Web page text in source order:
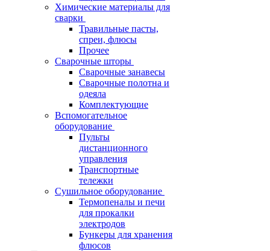
Химические материалы для
сварки
Травильные пасты,
спреи, флюсы
Прочее
Сварочные шторы
Сварочные занавесы
Сварочные полотна и
одеяла
Комплектующие
Вспомогательное
оборудование
Пульты
дистанционного
управления
Транспортные
тележки
Сушильное оборудование
Термопеналы и печи
для прокалки
электродов
Бункеры для хранения
флюсов